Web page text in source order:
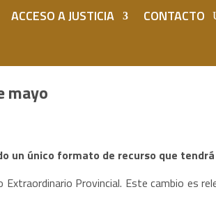
ACCESO A JUSTICIA CONTACTO
mayo
un único formato de recurso que
Provincial. Este cambio es